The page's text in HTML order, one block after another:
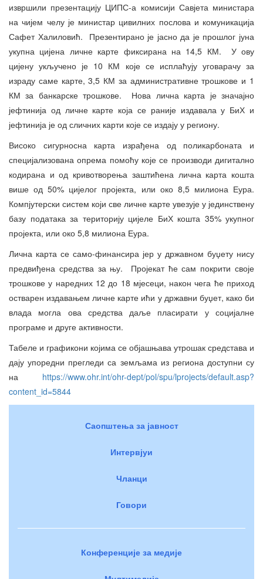
извршили презентацију ЦИПС-а комисији Савјета министара
на чијем челу је министар цивилних послова и комуникација
Сафет Халиловић. Презентирано је јасно да је прошлог јуна
укупна цијена личне карте фиксирана на 14,5 КМ. У ову
цијену укључено је 10 КМ које се исплаћују уговарачу за
израду саме карте, 3,5 КМ за административне трошкове и 1
КМ за банкарске трошкове. Нова лична карта је значајно
јефтинија од личне карте која се раније издавала у БиХ и
јефтинија је од сличних карти које се издају у региону.
Високо сигурносна карта израђена од поликарбоната и
специјализована опрема помоћу које се производи дигитално
кодирана и од кривотворења заштићена лична карта кошта
више од 50% цијелог пројекта, или око 8,5 милиона Еура.
Компјутерски систем који све личне карте увезује у јединствену
базу података за територију цијеле БиХ кошта 35% укупног
пројекта, или око 5,8 милиона Еура.
Лична карта се само-финансира јер у државном буџету нису
предвиђена средства за њу. Пројекат ће сам покрити своје
трошкове у наредних 12 до 18 мјесеци, након чега ће приход
остварен издавањем личне карте ићи у државни буџет, како би
влада могла ова средства даље пласирати у социјалне
програме и друге активности.
Табеле и графикони којима се објашњава утрошак средстава и
дају упоредни прегледи са земљама из региона доступни су
на https://www.ohr.int/ohr-dept/pol/spu/lprojects/default.asp?
content_id=5844
Саопштења за јавност
Интервјуи
Чланци
Говори
Конференције за медије